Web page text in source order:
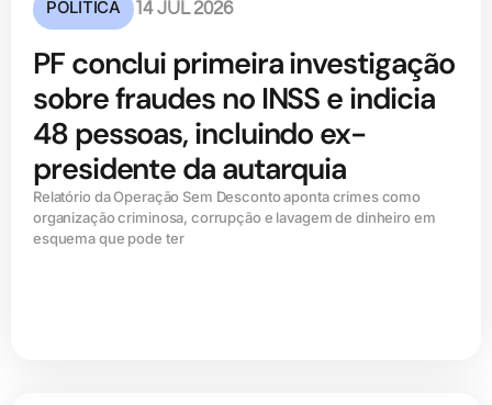
POLÍTICA 14 JUL 2026
PF conclui primeira investigação
sobre fraudes no INSS e indicia
48 pessoas, incluindo ex-
presidente da autarquia
Relatório da Operação Sem Desconto aponta crimes como
organização criminosa, corrupção e lavagem de dinheiro em
esquema que pode ter